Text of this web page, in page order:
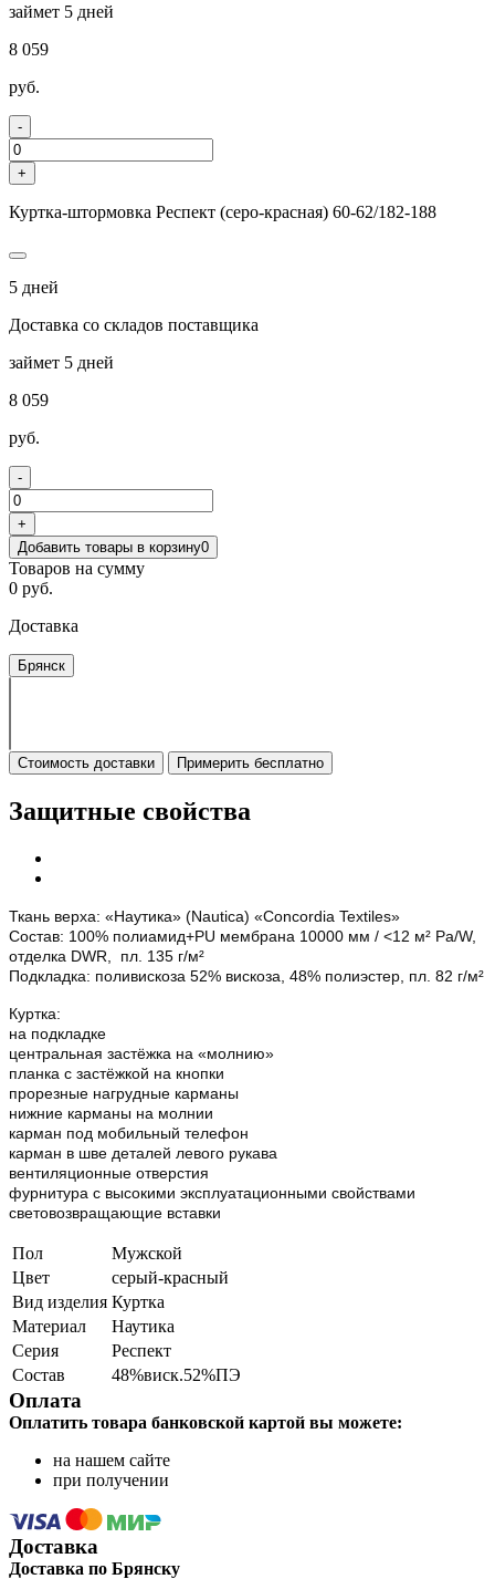
займет 5 дней
8 059
руб.
-
+
Куртка-штормовка Респект (серо-красная) 60-62/182-188
5 дней
Доставка со складов поставщика
займет 5 дней
8 059
руб.
-
+
Добавить товары в корзину0
Товаров на сумму
0 руб.
Доставка
Брянск
Стоимость доставки Примерить бесплатно
Защитные свойства
Ткань верха: «Наутика» (Nautica) «Concordia Textiles»
Состав: 100% полиамид+PU мембрана 10000 мм / <12 м² Ра/W,
отделка DWR, пл. 135 г/м²
Подкладка: поливискоза 52% вискоза, 48% полиэстер, пл. 82 г/м²
Куртка:
на подкладке
центральная застёжка на «молнию»
планка с застёжкой на кнопки
прорезные нагрудные карманы
нижние карманы на молнии
карман под мобильный телефон
карман в шве деталей левого рукава
вентиляционные отверстия
фурнитура с высокими эксплуатационными свойствами
световозвращающие вставки
Пол
Мужской
Цвет
серый-красный
Вид изделия Куртка
Материал
Наутика
Серия
Респект
Состав
48%виск.52%ПЭ
Оплата
Оплатить товара банковской картой вы можете:
на нашем сайте
при получении
Доставка
Доставка по Брянску